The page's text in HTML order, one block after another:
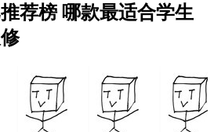
荐榜 哪款最适合学生